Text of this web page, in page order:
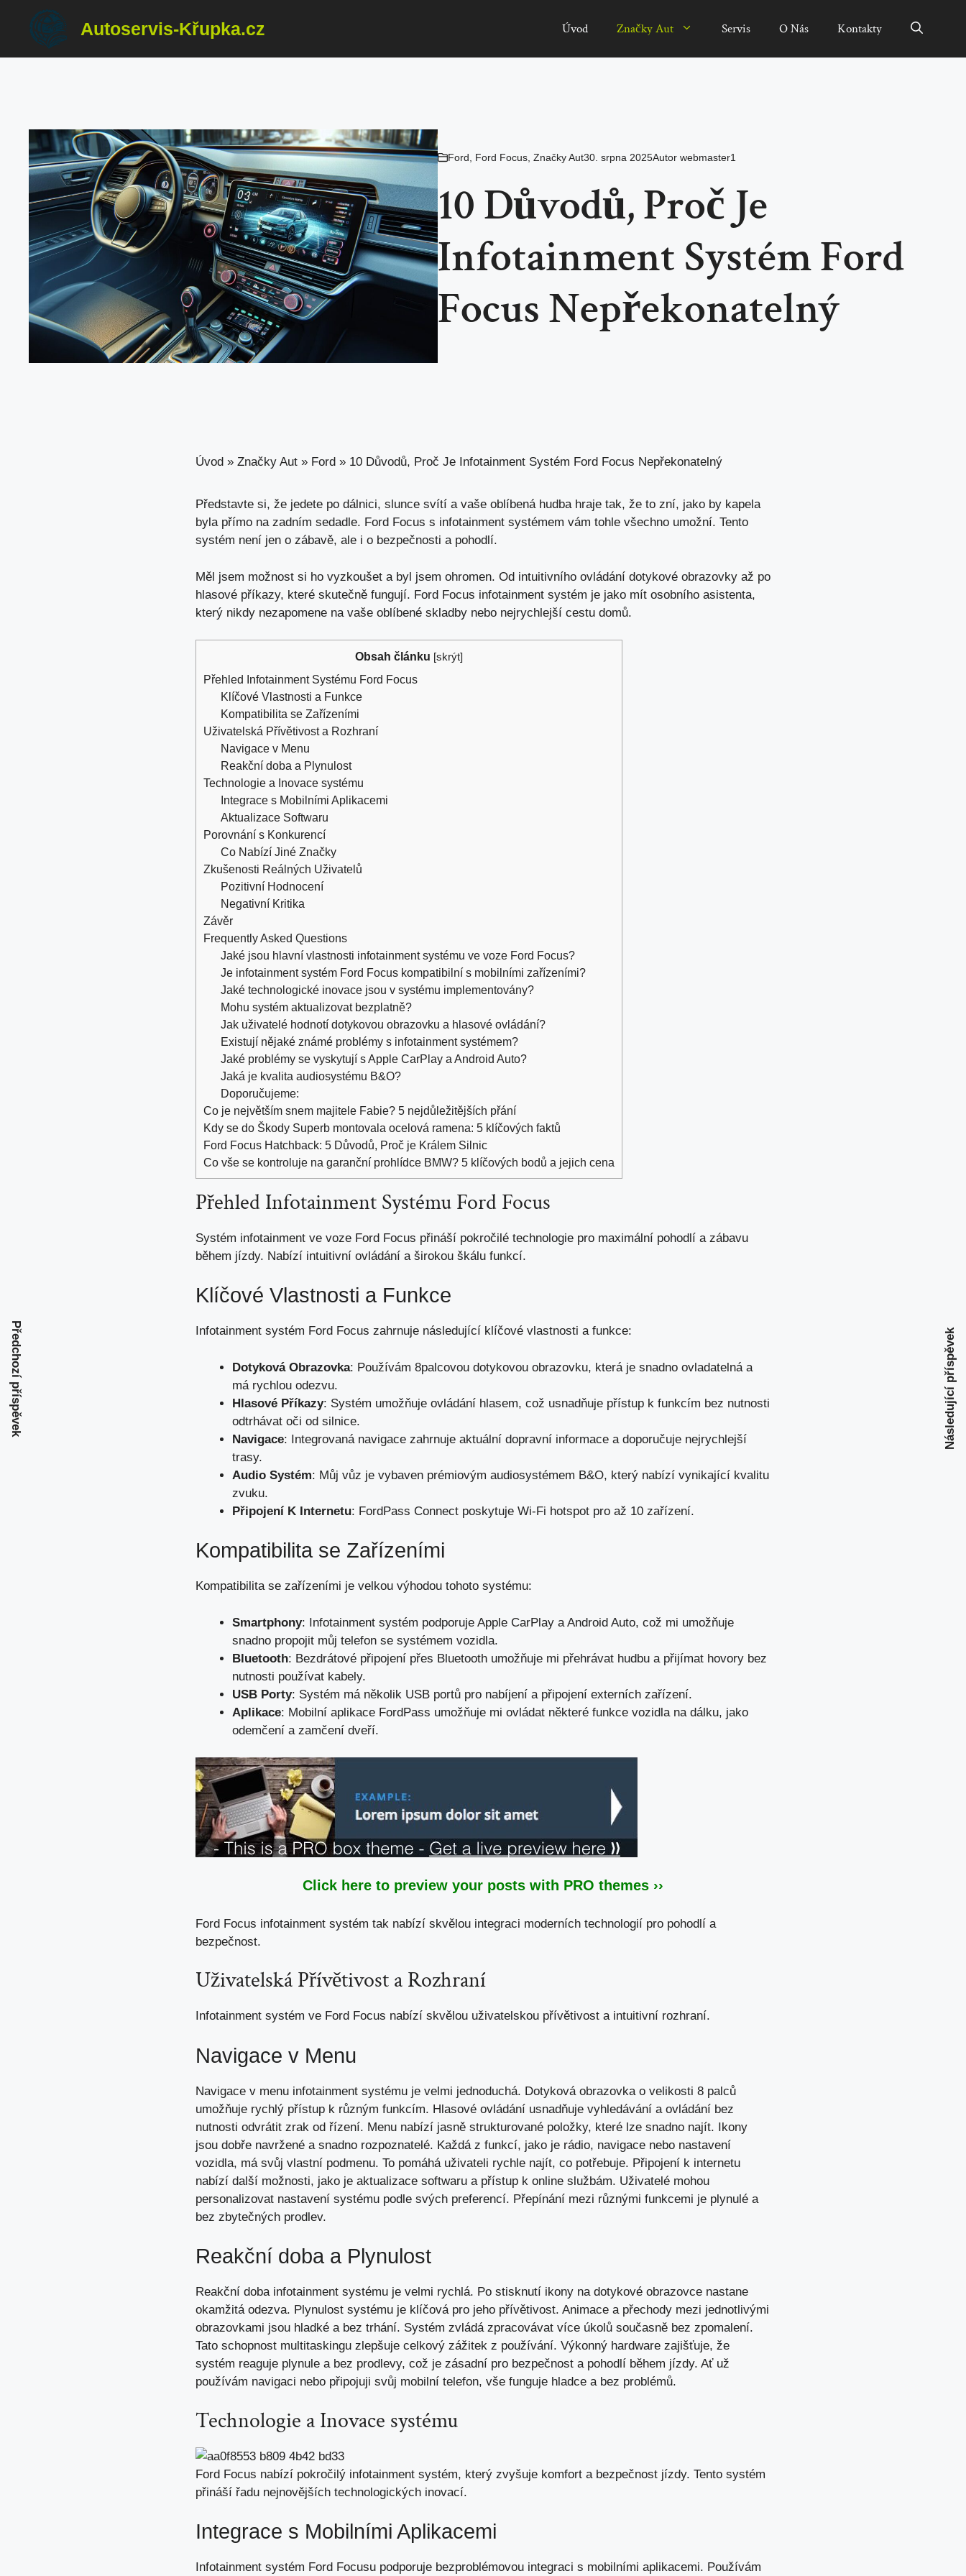
Přeskočit
Autoservis-Křupka.cz Úvod Značky Aut Servis O Nás Kontakty
Ford Ford Focus, Značky Aut30. srpna 2025Autor webmaster1
10 Důvodů, Proč Je
Infotainment Systém Ford
Focus Nepřekonatelný
Úvod » Značky Aut » Ford » 10 Důvodů, Proč Je Infotainment Systém Ford Focus Nepřekonatelný
Představte si, že jedete po dálnici, slunce svítí a vaše oblíbená hudba hraje tak, že to zní, jako by kapela
byla přímo na zadním sedadle. Ford Focus s infotainment systémem vám tohle všechno umožní. Tento
systém není jen o zábavě, ale i o bezpečnosti a pohodlí.
Měl jsem možnost si ho vyzkoušet a byl jsem ohromen. Od intuitivního ovládání dotykové obrazovky až po
hlasové příkazy, které skutečně fungují. Ford Focus infotainment systém je jako mít osobního asistenta,
který nikdy nezapomene na vaše oblíbené skladby nebo nejrychlejší cestu domů.
Obsah článku [skrýt]
Přehled Infotainment Systému Ford Focus
Klíčové Vlastnosti a Funkce
Kompatibilita se Zařízeními
Uživatelská Přívětivost a Rozhraní
Navigace v Menu
Reakční doba a Plynulost
Technologie a Inovace systému
Integrace s Mobilními Aplikacemi
Aktualizace Softwaru
Porovnání s Konkurencí
Co Nabízí Jiné Značky
Zkušenosti Reálných Uživatelů
Pozitivní Hodnocení
Negativní Kritika
Závěr
Frequently Asked Questions
Jaké jsou hlavní vlastnosti infotainment systému ve voze Ford Focus?
Je infotainment systém Ford Focus kompatibilní s mobilními zařízeními?
Jaké technologické inovace jsou v systému implementovány?
Mohu systém aktualizovat bezplatně?
Jak uživatelé hodnotí dotykovou obrazovku a hlasové ovládání?
Existují nějaké známé problémy s infotainment systémem?
Jaké problémy se vyskytují s Apple CarPlay a Android Auto?
Jaká je kvalita audiosystému B&O?
Doporučujeme:
Co je největším snem majitele Fabie? 5 nejdůležitějších přání
Kdy se do Škody Superb montovala ocelová ramena: 5 klíčových faktů
Ford Focus Hatchback: 5 Důvodů, Proč je Králem Silnic
Co vše se kontroluje na garanční prohlídce BMW? 5 klíčových bodů a jejich cena
Přehled Infotainment Systému Ford Focus
Systém infotainment ve voze Ford Focus přináší pokročilé technologie pro maximální pohodlí a zábavu
během jízdy. Nabízí intuitivní ovládání a širokou škálu funkcí.
Klíčové Vlastnosti a Funkce
Infotainment systém Ford Focus zahrnuje následující klíčové vlastnosti a funkce:
Dotyková Obrazovka: Používám 8palcovou dotykovou obrazovku, která je snadno ovladatelná a
má rychlou odezvu.
Hlasové Příkazy: Systém umožňuje ovládání hlasem, což usnadňuje přístup k funkcím bez nutnosti
odtrhávat oči od silnice.
Navigace: Integrovaná navigace zahrnuje aktuální dopravní informace a doporučuje nejrychlejší
trasy.
Audio Systém: Můj vůz je vybaven prémiovým audiosystémem B&O, který nabízí vynikající kvalitu
zvuku.
Připojení K Internetu: FordPass Connect poskytuje Wi-Fi hotspot pro až 10 zařízení.
Kompatibilita se Zařízeními
Kompatibilita se zařízeními je velkou výhodou tohoto systému:
Smartphony: Infotainment systém podporuje Apple CarPlay a Android Auto, což mi umožňuje
snadno propojit můj telefon se systémem vozidla.
Bluetooth: Bezdrátové připojení přes Bluetooth umožňuje mi přehrávat hudbu a přijímat hovory bez
nutnosti používat kabely.
USB Porty: Systém má několik USB portů pro nabíjení a připojení externích zařízení.
Aplikace: Mobilní aplikace FordPass umožňuje mi ovládat některé funkce vozidla na dálku, jako
odemčení a zamčení dveří.
Click here to preview your posts with PRO themes ››
Ford Focus infotainment systém tak nabízí skvělou integraci moderních technologií pro pohodlí a
bezpečnost.
Uživatelská Přívětivost a Rozhraní
Infotainment systém ve Ford Focus nabízí skvělou uživatelskou přívětivost a intuitivní rozhraní.
Navigace v Menu
Navigace v menu infotainment systému je velmi jednoduchá. Dotyková obrazovka o velikosti 8 palců
umožňuje rychlý přístup k různým funkcím. Hlasové ovládání usnadňuje vyhledávání a ovládání bez
nutnosti odvrátit zrak od řízení. Menu nabízí jasně strukturované položky, které lze snadno najít. Ikony
jsou dobře navržené a snadno rozpoznatelé. Každá z funkcí, jako je rádio, navigace nebo nastavení
vozidla, má svůj vlastní podmenu. To pomáhá uživateli rychle najít, co potřebuje. Připojení k internetu
nabízí další možnosti, jako je aktualizace softwaru a přístup k online službám. Uživatelé mohou
personalizovat nastavení systému podle svých preferencí. Přepínání mezi různými funkcemi je plynulé a
bez zbytečných prodlev.
Reakční doba a Plynulost
Reakční doba infotainment systému je velmi rychlá. Po stisknutí ikony na dotykové obrazovce nastane
okamžitá odezva. Plynulost systému je klíčová pro jeho přívětivost. Animace a přechody mezi jednotlivými
obrazovkami jsou hladké a bez trhání. Systém zvládá zpracovávat více úkolů současně bez zpomalení.
Tato schopnost multitaskingu zlepšuje celkový zážitek z používání. Výkonný hardware zajišťuje, že
systém reaguje plynule a bez prodlevy, což je zásadní pro bezpečnost a pohodlí během jízdy. Ať už
používám navigaci nebo připojuji svůj mobilní telefon, vše funguje hladce a bez problémů.
Technologie a Inovace systému
Ford Focus nabízí pokročilý infotainment systém, který zvyšuje komfort a bezpečnost jízdy. Tento systém
přináší řadu nejnovějších technologických inovací.
Integrace s Mobilními Aplikacemi
Infotainment systém Ford Focusu podporuje bezproblémovou integraci s mobilními aplikacemi. Používám
Předchozí příspěvek Následující příspěvek